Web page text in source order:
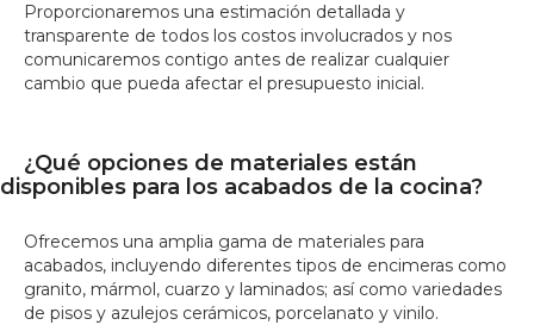
Proporcionaremos una estimación detallada y
transparente de todos los costos involucrados y nos
comunicaremos contigo antes de realizar cualquier
cambio que pueda afectar el presupuesto inicial.
¿Qué opciones de materiales están
disponibles para los acabados de la cocina?
Ofrecemos una amplia gama de materiales para
acabados, incluyendo diferentes tipos de encimeras como
granito, mármol, cuarzo y laminados; así como variedades
de pisos y azulejos cerámicos, porcelanato y vinilo.